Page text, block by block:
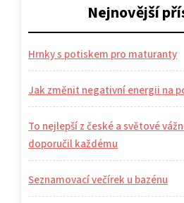
Nejnovější
Hrnky s potiskem pro maturanty
Jak změnit negativní energii na
To nejlepší z české a světové
doporučil každému
Seznamovací večírek u bazénu